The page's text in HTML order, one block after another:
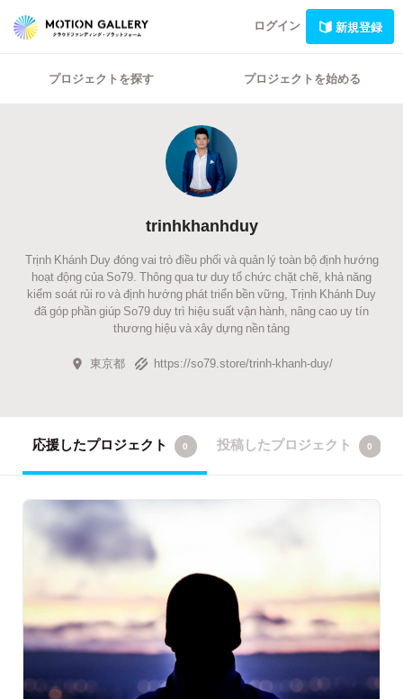
ログイン 新規登録
プロジェクトを探す プロジェクトを始める
trinhkhanhduy
Trịnh Khánh Duy đóng vai trò điều phối và quản lý toàn bộ định hướng
hoạt động của So79. Thông qua tư duy tổ chức chặt chẽ, khả năng
kiểm soát rủi ro và định hướng phát triển bền vững, Trịnh Khánh Duy
đã góp phần giúp So79 duy trì hiệu suất vận hành, nâng cao uy tín
thương hiệu và xây dựng nền tảng
東京都 https://so79.store/trinh-khanh-duy/
応援したプロジェクト 0 投稿したプロジェクト 0